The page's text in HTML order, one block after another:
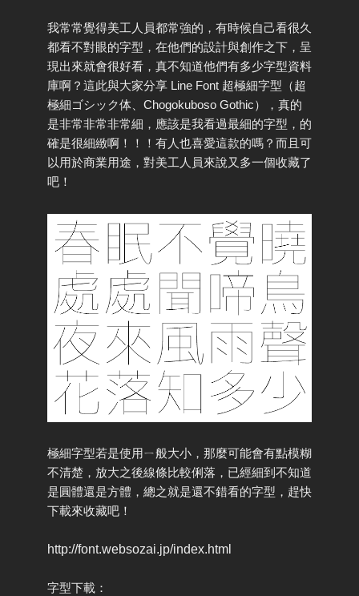
我常常覺得美工人員都常強的，有時候自己看很久
都看不對眼的字型，在他們的設計與創作之下，呈
現出來就會很好看，真不知道他們有多少字型資料
庫啊？這此與大家分享 Line Font 超極細字型（超
極細ゴシック体、Chogokuboso Gothic），真的
是非常非常非常細，應該是我看過最細的字型，的
確是很細緻啊！！！有人也喜愛這款的嗎？而且可
以用於商業用途，對美工人員來說又多一個收藏了
吧！
極細字型若是使用ㄧ般大小，那麼可能會有點模糊
不清楚，放大之後線條比較俐落，已經細到不知道
是圓體還是方體，總之就是還不錯看的字型，趕快
下載來收藏吧！
http://font.websozai.jp/index.html
字型下載：